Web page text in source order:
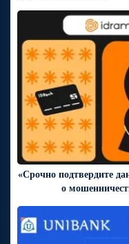
«Срочно подтвердите
о